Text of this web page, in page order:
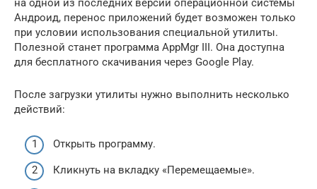
на одной из последних версий операционной системы
Андроид, перенос приложений будет возможен только
при условии использования специальной утилиты.
Полезной станет программа AppMgr III. Она доступна
для бесплатного скачивания через Google Play.
После загрузки утилиты нужно выполнить несколько
действий:
Открыть программу.
Кликнуть на вкладку «Перемещаемые».